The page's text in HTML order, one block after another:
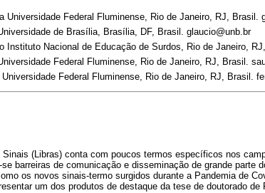
Universidade Federal Fluminense, Rio de Janeiro, RJ, Brasil.
de Brasília, Brasília, DF, Brasil. glaucio@unb.br
Instituto Nacional de Educação de Surdos, Rio de Janeiro,
Federal Fluminense, Rio de Janeiro, RJ, Brasil.
Federal Fluminense, Rio de Janeiro, RJ, Brasil.
(Libras) conta com poucos termos específicos nos
barreiras de comunicação e disseminação de grande parte
os novos sinais-termo surgidos durante a Pandemia de
um dos produtos de destaque da tese de doutorado de